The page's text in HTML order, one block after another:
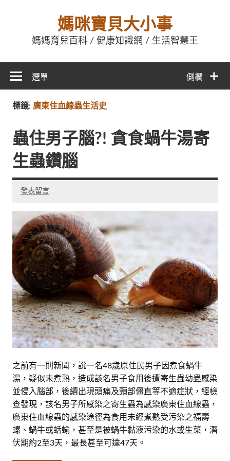
媽咪寶貝大小事
媽媽育兒百科 / 健康知識網 / 生活智慧王
側欄
選單
標籤: 廣東住血線蟲生活史
蟲住男子腦?! 貪食蝸牛湯寄
生蟲鑽腦
發表留言
之前有一則新聞，說一名48歲原住民男子因煮食蝸牛
湯，疑似未煮熟，造成該名男子食用後遭寄生蟲幼蟲感染
並侵入腦部，後續出現頭痛及頸部僵直等不適症狀，經檢
查發現，該名男子所感染之寄生蟲為感染廣東住血線蟲，
廣東住血線蟲的感染途徑為食用未經煮熟受污染之福壽
螺、蝸牛或蛞蝓，甚至是被蝸牛黏液污染的水或生菜，潛
伏期約2至3天，最長甚至可達47天。